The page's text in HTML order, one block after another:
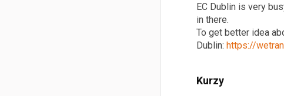
EC Dublin is very
in there.
To get better idea
Dublin: https://
Kurzy